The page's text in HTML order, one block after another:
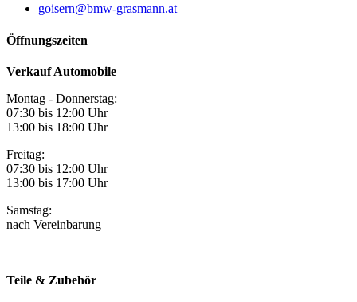
goisern@bmw-grasmann.at
Öffnungszeiten
Verkauf Automobile
Montag - Donnerstag:
07:30 bis 12:00 Uhr
13:00 bis 18:00 Uhr
Freitag:
07:30 bis 12:00 Uhr
13:00 bis 17:00 Uhr
Samstag:
nach Vereinbarung
Teile & Zubehör